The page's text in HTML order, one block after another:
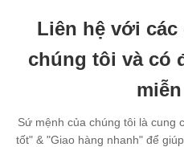
Liên hệ với các
chúng tôi và có
Sứ mệnh của chúng tôi là cung
tốt" & "Giao hàng nhanh" để